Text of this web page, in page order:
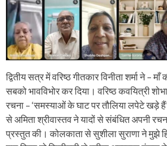
द्वितीय सत्र में वरिष्ठ गीतकार विनीता शर्मा ने –
सबको भावविभोर कर दिया। वरिष्ठ कवयित्री
रचना – ‘समस्याओं के घाट पर तौलिया लपेटे खड़े
से अमिता श्रीवास्तव ने यादों से संबंधित अपनी
प्रस्तुत की। कोलकाता से सुशीला सुराणा ने मुझे